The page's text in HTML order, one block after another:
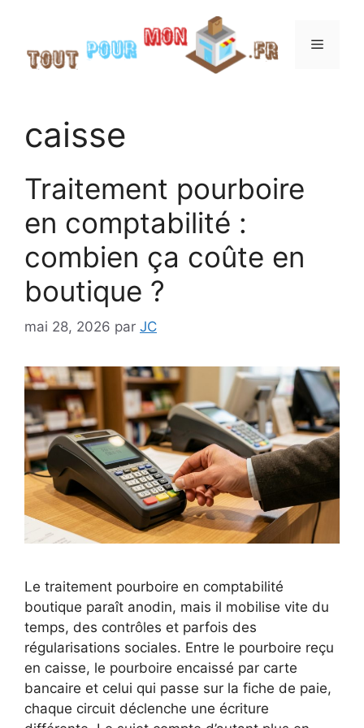
contenu
Menu
caisse
Traitement pourboire
en comptabilité :
combien ça coûte en
boutique ?
mai 28, 2026 par JC
Le traitement pourboire en comptabilité
boutique paraît anodin, mais il mobilise vite du
temps, des contrôles et parfois des
régularisations sociales. Entre le pourboire reçu
en caisse, le pourboire encaissé par carte
bancaire et celui qui passe sur la fiche de paie,
chaque circuit déclenche une écriture